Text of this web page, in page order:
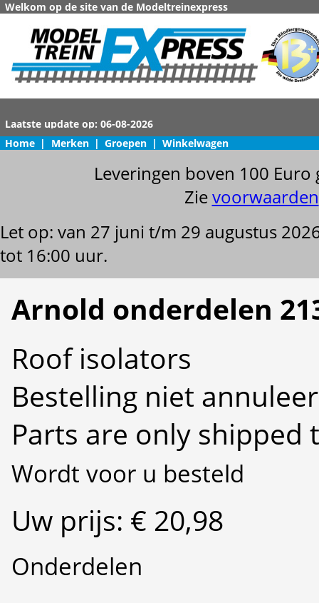
Welkom op de site van de Modeltreinexpress
Home | Merken | Groepen | Winkelwagen
Leveringen boven 100
Zievoorwaarden
Let op: van 27 juni t/m 29 augustus
tot 16:00 uur.
Arnold onderdelen
Roof isolators
Bestelling niet
Parts are only shipped
Wordt voor u besteld
Uw prijs: € 20,98
Onderdelen